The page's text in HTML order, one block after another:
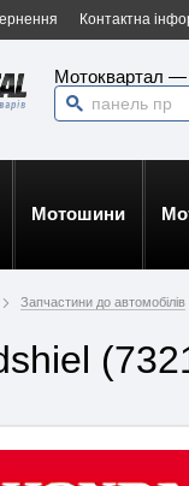
Контактна
Мотоквартал —
Мотошини
Запчастини до автомобілів